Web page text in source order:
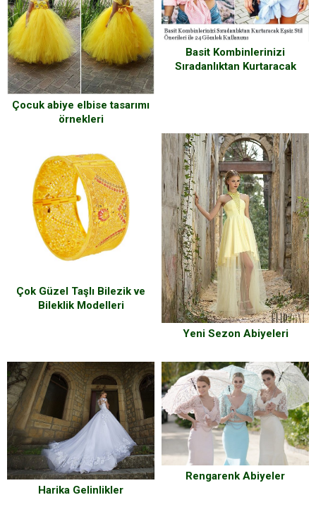
Çocuk abiye elbise tasarımı
örnekleri
Basit Kombinlerinizi
Sıradanlıktan Kurtaracak
Çok Güzel Taşlı Bilezik ve
Bileklik Modelleri
Yeni Sezon Abiyeleri
Harika Gelinlikler
Rengarenk Abiyeler